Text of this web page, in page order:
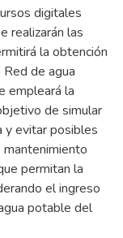
digitales
realizarán las
la obtención
de agua
empleará la
de simular
y evitar posibles
mantenimiento
permitan la
el ingreso
potable del